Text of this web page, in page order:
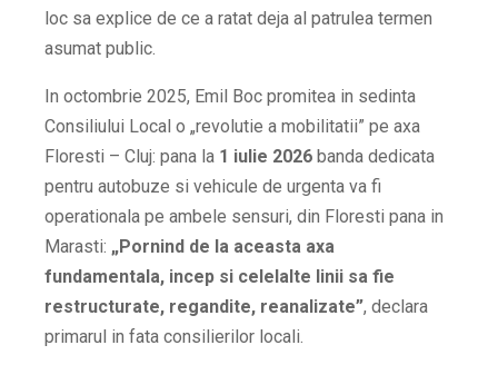
loc sa explice de ce a ratat deja al patrulea termen
asumat public.
In octombrie 2025, Emil Boc promitea in sedinta
Consiliului Local o „revolutie a mobilitatii” pe axa
Floresti – Cluj: pana la 1 iulie 2026 banda dedicata
pentru autobuze si vehicule de urgenta va fi
operationala pe ambele sensuri, din Floresti pana in
Marasti: „Pornind de la aceasta axa
fundamentala, incep si celelalte linii sa fie
restructurate, regandite, reanalizate”, declara
primarul in fata consilierilor locali.